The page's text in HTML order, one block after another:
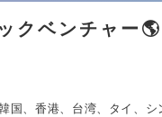
クベンチャー
国、香港、台湾、タイ、シ